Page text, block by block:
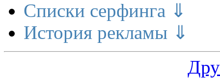
Списки серфинга ⇓
История рекламы ⇓